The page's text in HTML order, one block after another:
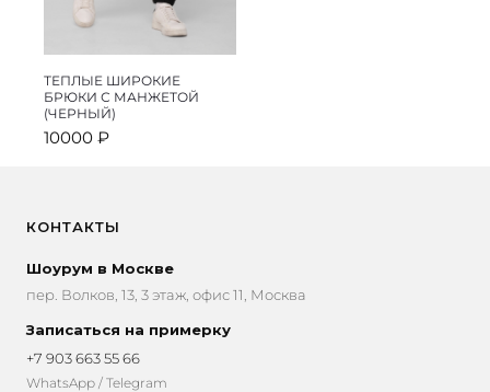
ТЕПЛЫЕ ШИРОКИЕ
БРЮКИ С МАНЖЕТОЙ
(ЧЕРНЫЙ)
10000 ₽
КОНТАКТЫ
Шоурум в Москве
пер. Волков, 13, 3 этаж, офис 11, Москва
Записаться на примерку
+7 903 663 55 66
WhatsApp / Telegram